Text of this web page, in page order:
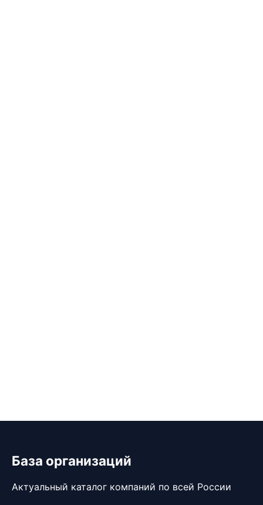
База организаций
Актуальный каталог компаний по всей России